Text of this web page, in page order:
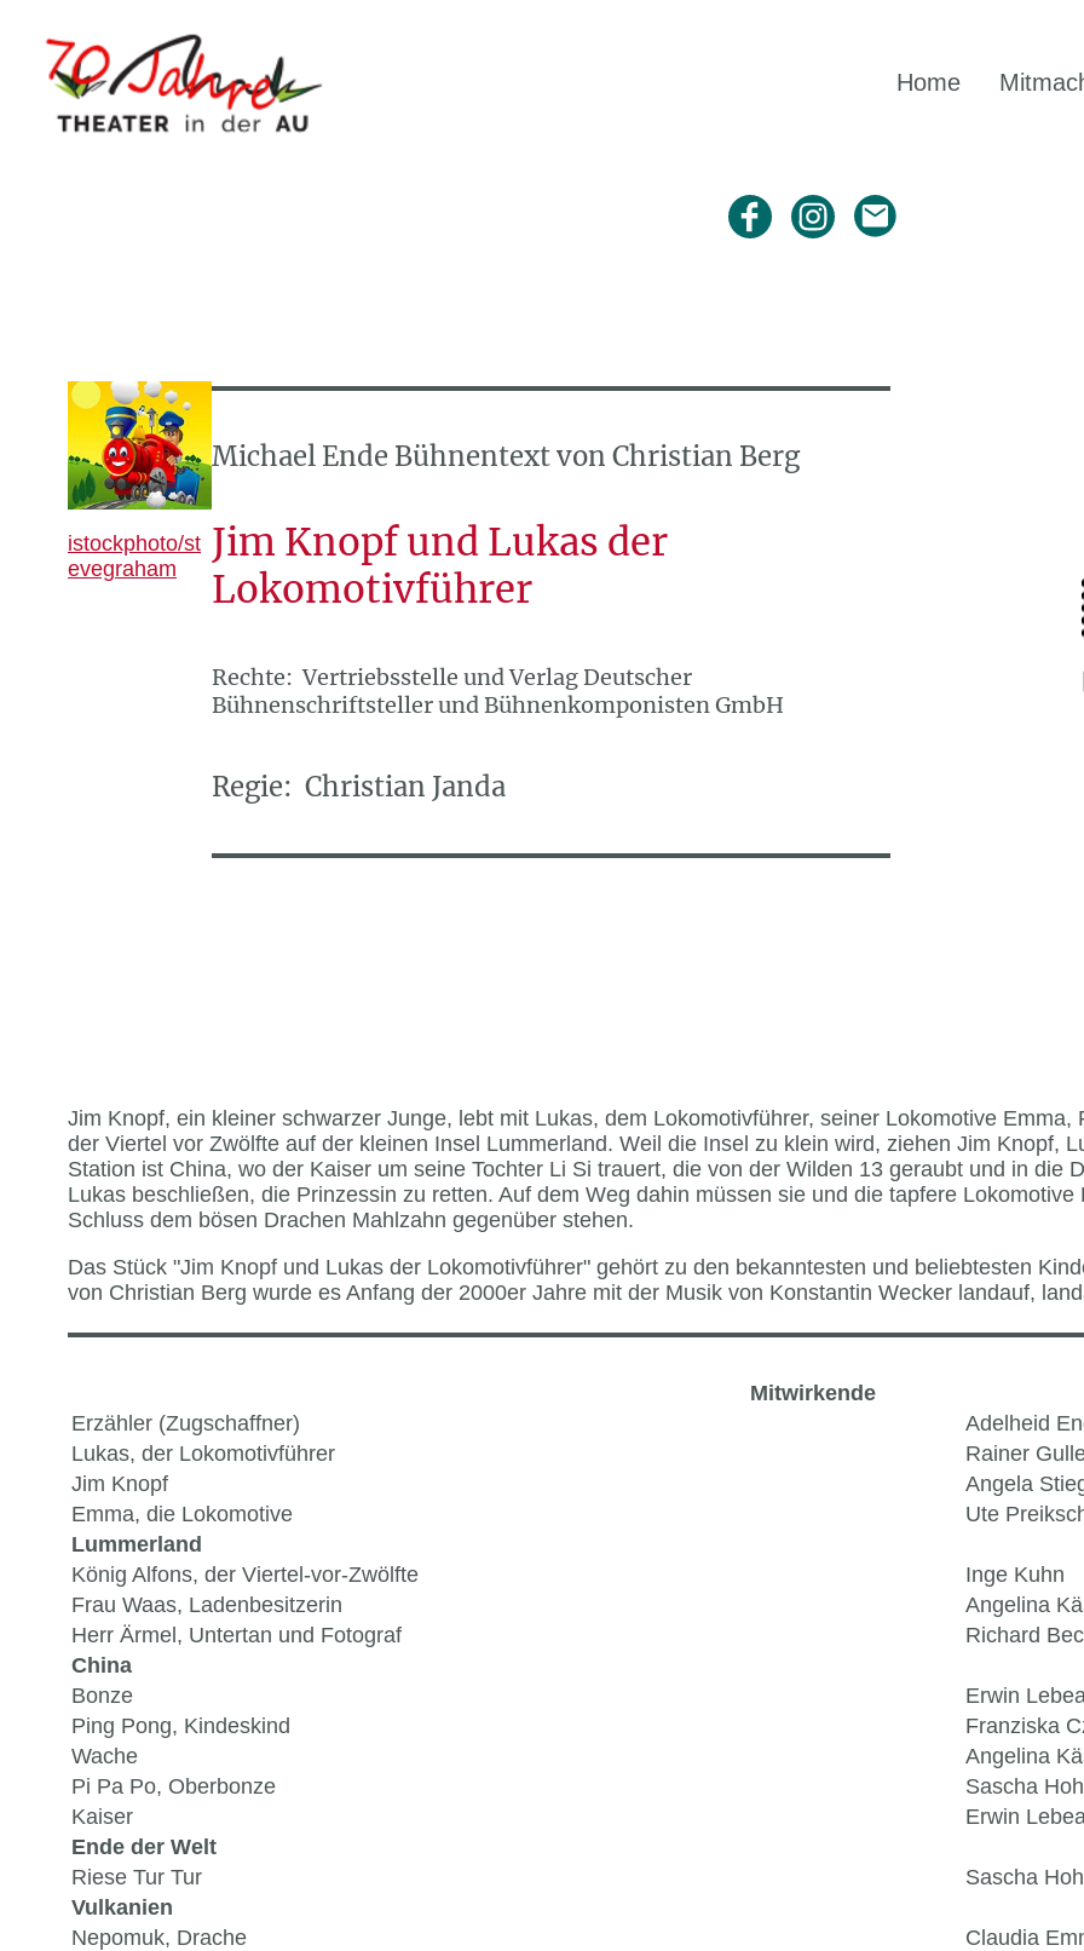
Home
istockphoto/st
evegraham
Michael Ende Bühnentext von Christian Berg
Jim Knopf und Lukas der
Lokomotivführer
Rechte: Vertriebsstelle und Verlag Deutscher
Bühnenschriftsteller und Bühnenkomponisten GmbH
Regie: Christian Janda
Jim Knopf, ein kleiner schwarzer Junge, lebt mit Lukas, dem Lokomotivführer, seiner Lokomotive
der Viertel vor Zwölfte auf der kleinen Insel Lummerland. Weil die Insel zu klein wird, ziehen Jim Knopf,
Station ist China, wo der Kaiser um seine Tochter Li Si trauert, die von der Wilden 13 geraubt und in die
Lukas beschließen, die Prinzessin zu retten. Auf dem Weg dahin müssen sie und die tapfere
Schluss dem bösen Drachen Mahlzahn gegenüber stehen.
Das Stück "Jim Knopf und Lukas der Lokomotivführer" gehört zu den bekanntesten und beliebtesten
von Christian Berg wurde es Anfang der 2000er Jahre mit der Musik von Konstantin Wecker landauf,
Mitwirkende
Erzähler (Zugschaffner)
Adelheid
Lukas, der Lokomotivführer
Rainer
Jim Knopf
Angela
Emma, die Lokomotive
Ute
Lummerland
König Alfons, der Viertel-vor-Zwölfte
Inge Kuhn
Frau Waas, Ladenbesitzerin
Angelina
Herr Ärmel, Untertan und Fotograf
Richard
China
Bonze
Erwin
Ping Pong, Kindeskind
Franziska
Wache
Angelina
Pi Pa Po, Oberbonze
Sascha
Kaiser
Erwin
Ende der Welt
Riese Tur Tur
Sascha
Vulkanien
Nepomuk, Drache
Claudia